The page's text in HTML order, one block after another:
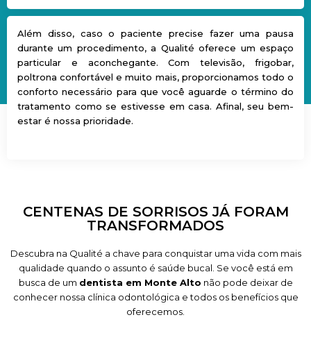
Além disso, caso o paciente precise fazer uma pausa
durante um procedimento, a Qualité oferece um espaço
particular e aconchegante. Com televisão, frigobar,
poltrona confortável e muito mais, proporcionamos todo o
conforto necessário para que você aguarde o término do
tratamento como se estivesse em casa. Afinal, seu bem-
estar é nossa prioridade.
CENTENAS DE SORRISOS JÁ FORAM
TRANSFORMADOS
Descubra na Qualité a chave para conquistar uma vida com mais
qualidade quando o assunto é saúde bucal. Se você está em
busca de um dentista em Monte Alto não pode deixar de
conhecer nossa clínica odontológica e todos os benefícios que
oferecemos.